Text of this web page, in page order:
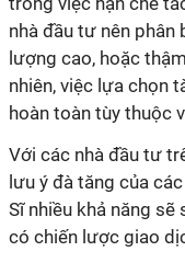
nhà đầu tư nên
lượng cao, hoặc
nhiên, việc lựa chọn
hoàn toàn tùy thuộc
Với các nhà đầu tư
lưu ý đà tăng của
Sĩ nhiều khả năng sẽ
có chiến lược giao